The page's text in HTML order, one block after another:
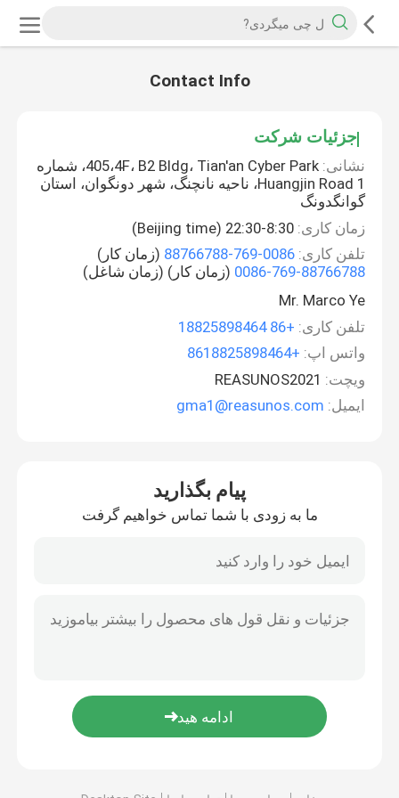
Contact Info
جزئیات شرکت
نشانی:
405،4F، B2 Bldg، Tian'an Cyber Park، شماره
1 Huangjin Road، ناحیه نانچنگ، شهر دونگوان، استان
گوانگدونگ
زمان کاری: 8:30-22:30 (Beijing time)
تلفن کاری: 0086-769-88766788
(زمان کار)
0086-769-88766788 (زمان کار) (زمان شاغل)
Mr. Marco Ye
تلفن کاری: +86 18825898464
واتس اپ: +8618825898464
ویچت:
ایمیل: gma1@reasunos.com
پیام بگذارید
ما به زودی با شما تماس خواهیم گرفت